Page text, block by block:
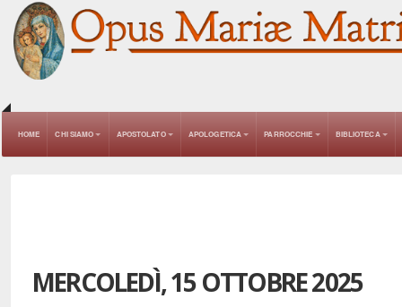
HOME CHI SIAMO APOSTOLATO APOLOGETICA PARROCCHIE BIBLIOTECA
MERCOLEDÌ, 15 OTTOBRE 2025